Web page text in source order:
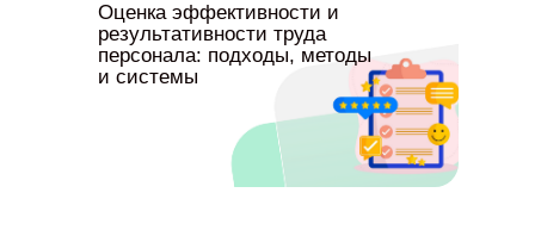
Оценка эффективности и
результативности труда
персонала: подходы, методы
и системы